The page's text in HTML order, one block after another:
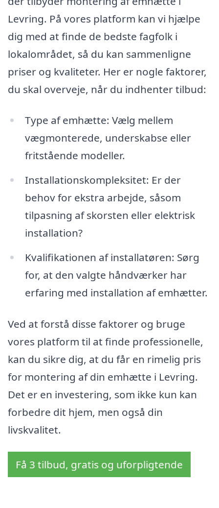
Levring. På vores platform kan vi hjælpe
dig med at finde de bedste fagfolk i
lokalområdet, så du kan sammenligne
priser og kvaliteter. Her er nogle faktorer,
du skal overveje, når du indhenter tilbud:
Type af emhætte: Vælg mellem
vægmonterede, underskabse eller
fritstående modeller.
Installationskompleksitet: Er der
behov for ekstra arbejde, såsom
tilpasning af skorsten eller elektrisk
installation?
Kvalifikationen af installatøren: Sørg
for, at den valgte håndværker har
erfaring med installation af emhætter.
Ved at forstå disse faktorer og bruge
vores platform til at finde professionelle,
kan du sikre dig, at du får en rimelig pris
for montering af din emhætte i Levring.
Det er en investering, som ikke kun kan
forbedre dit hjem, men også din
livskvalitet.
Få 3 tilbud, gratis og uforpligtende